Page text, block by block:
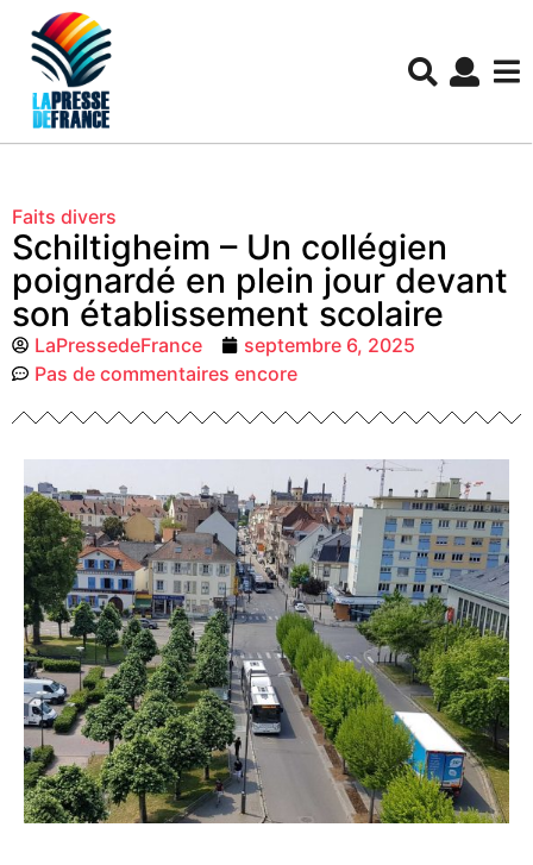
Faits divers
Schiltigheim – Un collégien
poignardé en plein jour devant
son établissement scolaire
LaPressedeFrance
septembre 6, 2025
Pas de commentaires encore